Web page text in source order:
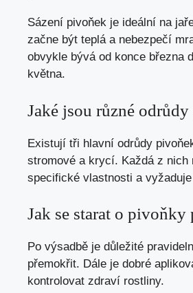
Sázení pivoňek je ideální na
začne být teplá a nebezpečí
obvykle bývá od konce března
května.
Jaké jsou různé
Existují tři hlavní odrůdy
stromové a krycí. Každá z nich
specifické vlastnosti a
Jak se starat o pivoňky
Po výsadbě je důležité
přemokřit. Dále je dobré
kontrolovat zdraví rostliny.